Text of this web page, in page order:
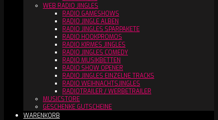
WEB RADIO JINGLES
RADIO GAMESHOWS
RADIO JINGLE ALBEN
RADIO JINGLES SPARPAKETE
RADIO HOOKPROMOS
RADIO KIRMES JINGLES
RADIO JINGLES COMEDY
RADIO MUSIKBETTEN
RADIO SHOW OPENER
RADIO JINGLES EINZELNE TRACKS
RADIO WEIHNACHTSJINGLES
RADIOTRAILER / WERBETRAILER
MUSICSTORE
GESCHENKE GUTSCHEINE
WARENKORB